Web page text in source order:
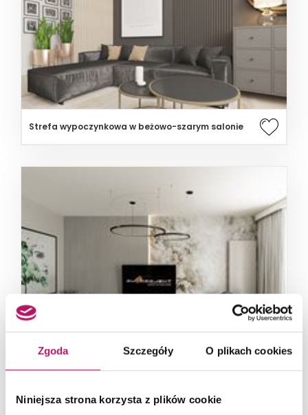
Zgoda Szczegóły O plikach cookies
Niniejsza strona korzysta z plików cookie
Strefa wypoczynkowa w beżowo-szarym salonie
Jasny salon z tapetą inspirowaną kamieniem i
zielonymi akcentami